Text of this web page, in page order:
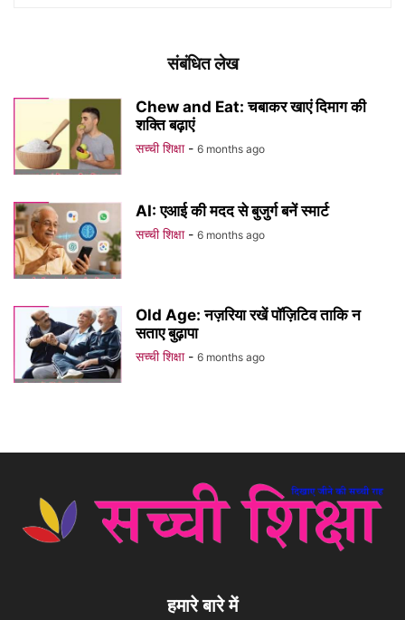
संबंधित लेख
Chew and Eat: चबाकर खाएं दिमाग की
शक्ति बढ़ाएं
सच्ची शिक्षा - 6 months ago
AI: एआई की मदद से बुजुर्ग बनें स्मार्ट
सच्ची शिक्षा - 6 months ago
Old Age: नज़रिया रखें पॉज़िटिव ताकि न
सताए बुढ़ापा
सच्ची शिक्षा - 6 months ago
हमारे बारे में